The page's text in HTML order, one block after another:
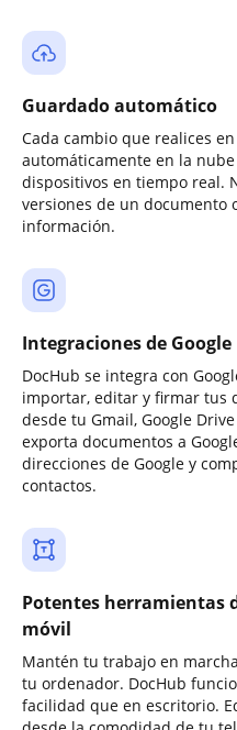
Guardado automático
Cada cambio que realices
automáticamente en la
dispositivos en tiempo real.
versiones de un documento
información.
Integraciones de Google
DocHub se integra con
importar, editar y firmar tus
desde tu Gmail, Google
exporta documentos a
direcciones de Google y
contactos.
Potentes herramientas
móvil
Mantén tu trabajo en
tu ordenador. DocHub
facilidad que en escritorio.